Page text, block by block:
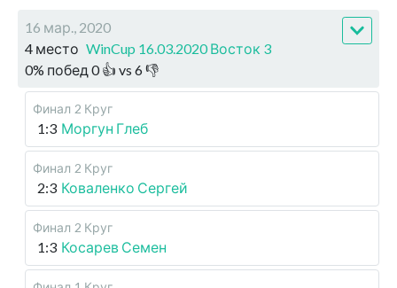
16 мар., 2020
4 место WinCup 16.03.2020 Восток 3
0% побед 0👍 vs 6👎
Финал 2 Круг
1:3 Моргун Глеб
Финал 2 Круг
2:3 Коваленко Сергей
Финал 2 Круг
1:3 Косарев Семен